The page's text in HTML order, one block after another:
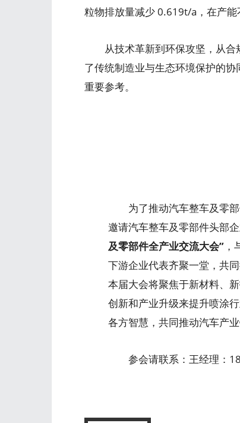
粒物排放量减少 0.619t/a，在产能
从技术革新到环保攻坚，从合
了传统制造业与生态环境保护的
重要参考。
为了推动汽车整车及零部
邀请汽车整车及零部件头部
及零部件全产业交流大会”
下游企业代表齐聚一堂，共
本届大会将聚焦于新材料、
创新和产业升级来提升喷涂
各方智慧，共同推动汽车产
参会请联系：王经理：